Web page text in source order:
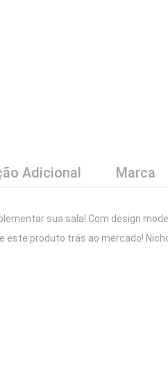
Adicional Marca
sua sala! Com design
produto trás ao mercado!